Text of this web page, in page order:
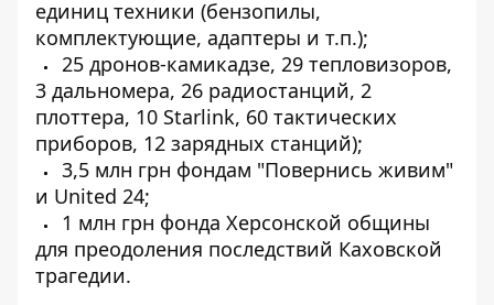
единиц техники (бензопилы,
комплектующие, адаптеры и т.п.);
25 дронов-камикадзе, 29 тепловизоров,
3 дальномера, 26 радиостанций, 2
плоттера, 10 Starlink, 60 тактических
приборов, 12 зарядных станций);
3,5 млн грн фондам "Повернись живим"
и United 24;
1 млн грн фонда Херсонской общины
для преодоления последствий Каховской
трагедии.